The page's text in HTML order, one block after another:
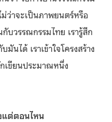
ม่ว่าจะเป็นภาพยนตร์หรือ
บวรรณกรรมไทย เรารู้สึก
นได้ เราเข้าใจโครงสร้าง
เขียนประมาณหนึ่ง
แต่ตอนไหน